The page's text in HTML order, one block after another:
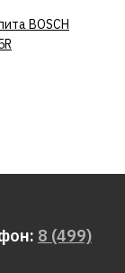
BOSCH
8 (499)